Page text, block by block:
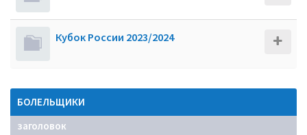
Кубок России 2023/2024
БОЛЕЛЬЩИКИ
заголовок